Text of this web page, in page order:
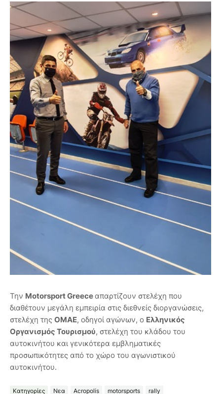
Την Motorsport Greeceαπαρτίζουν στελέχη που
διαθέτουν μεγάλη εμπειρία στις διεθνείς διοργανώσεις,
στελέχη της ΟΜΑΕ, οδηγοί αγώνων, ο Ελληνικός
Οργανισμός Τουρισμού, στελέχη του κλάδου του
αυτοκινήτου και γενικότερα εμβληματικές
προσωπικότητες από το χώρο του αγωνιστικού
αυτοκινήτου.
Κατηγορίες Νεα Acropolis motorsports rally